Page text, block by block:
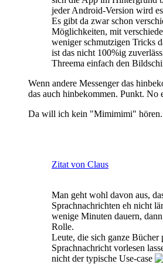
jeder Android-Version wird
Es gibt da zwar schon
Möglichkeiten, mit
weniger schmutzigen Tricks
ist das nicht 100%ig
Threema einfach den
Wenn andere Messenger das
das auch hinbekommen. Punkt. No
Da will ich kein "Mimimimi" hören.
Zitat von Claus
Man geht wohl davon aus,
Sprachnachrichten eh nicht
wenige Minuten dauern,
Rolle.
Leute, die sich ganze Bücher
Sprachnachricht vorlesen
nicht der typische Use-case